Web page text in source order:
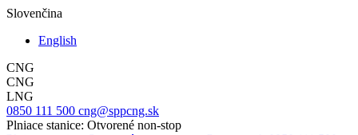
Slovenčina
English
CNG
CNG
LNG
0850 111 500 cng@sppcng.sk
Plniace stanice: Otvorené non-stop